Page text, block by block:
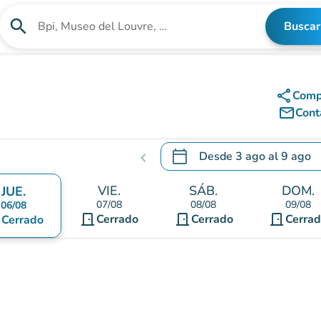
search Buscar un establecimiento Buscar
share
mail_outline
chevron_left calendar_today Desde 3 agoal9 ago
.Abra el calendario para
JUE.
06/08
Cerrado
VIE.
07/08
door_frontCerrado
SÁB.
08/08
door_front Cerrado
DOM.
09/08
door_front